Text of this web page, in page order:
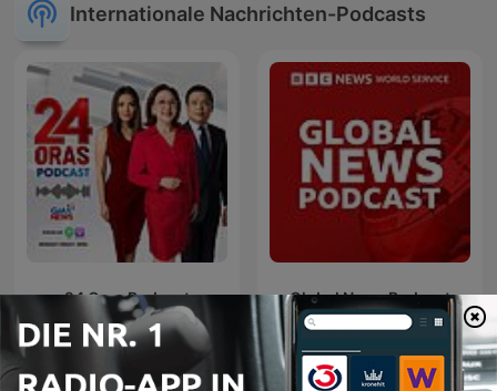
Internationale Nachrichten-Podcasts
24 Oras Podcast Global News Podcast